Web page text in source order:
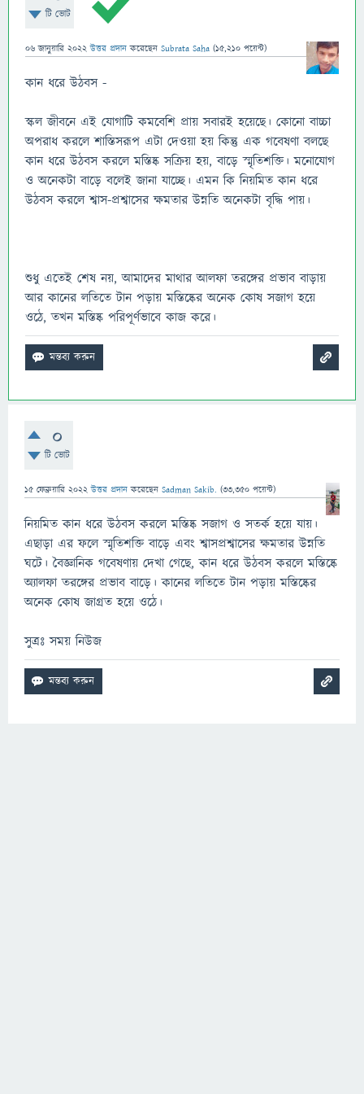
টি ভোট
06 জানুয়ারি 2022 উত্তর প্রদান করেছেন Subrata Saha (15,210 পয়েন্ট)
কান ধরে উঠবস -
স্কল জীবনে এই যোগাটি কমবেশি প্রায় সবারই হয়েছে। কোনো বাচ্চা
অপরাধ করলে শাস্তিসরূপ এটা দেওয়া হয় কিন্তু এক গবেষণা বলছে
কান ধরে উঠবস করলে মস্তিষ্ক সক্রিয় হয়, বাড়ে স্মৃতিশক্তি। মনোযোগ
ও অনেকটা বাড়ে বলেই জানা যাচ্ছে। এমন কি নিয়মিত কান ধরে
উঠবস করলে শ্বাস-প্রশ্বাসের ক্ষমতার উন্নতি অনেকটা বৃদ্ধি পায়।
শুধু এতেই শেষ নয়, আমাদের মাথার আলফা তরঙ্গের প্রভাব বাড়ায়
আর কানের লতিতে টান পড়ায় মস্তিষ্কের অনেক কোষ সজাগ হয়ে
ওঠে, তখন মস্তিষ্ক পরিপূর্ণভাবে কাজ করে।
0
টি ভোট
15 ফেব্রুয়ারি 2022 উত্তর প্রদান করেছেন Sadman Sakib. (33,350 পয়েন্ট)
নিয়মিত কান ধরে উঠবস করলে মস্তিষ্ক সজাগ ও সতর্ক হয়ে যায়।
এছাড়া এর ফলে স্মৃতিশক্তি বাড়ে এবং শ্বাসপ্রশ্বাসের ক্ষমতার উন্নতি
ঘটে। বৈজ্ঞানিক গবেষণায় দেখা গেছে, কান ধরে উঠবস করলে মস্তিষ্কে
অ্যালফা তরঙ্গের প্রভাব বাড়ে। কানের লতিতে টান পড়ায় মস্তিষ্কের
অনেক কোষ জাগ্রত হয়ে ওঠে।
সুত্রঃ সময় নিউজ